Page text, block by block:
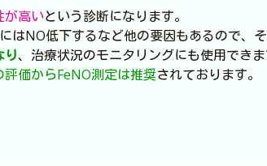
が高いという診断になります。
NO低下するなど他の要因もあるので、そ
り、治療状況のモニタリングにも使用できま
価からFeNO測定は推奨されております。